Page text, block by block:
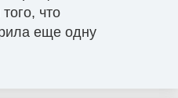
что
еще одну